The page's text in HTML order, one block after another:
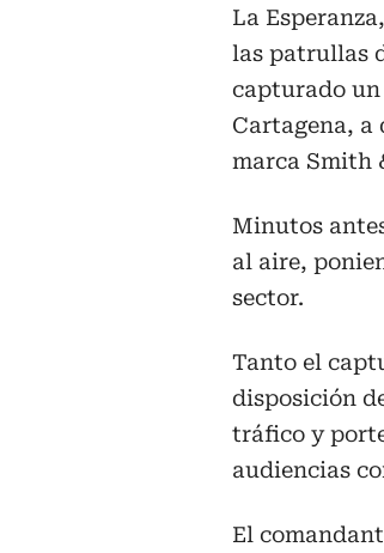
La
las patrullas
capturado un
Cartagena, a
marca Smith
Minutos
al aire,
sector.
Tanto el
disposición
tráfico y
audiencias
El